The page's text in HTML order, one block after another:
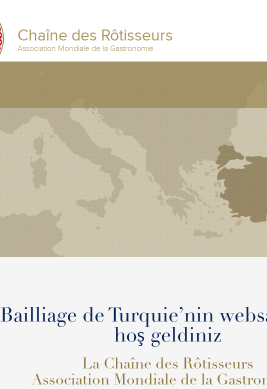
Chaîne des Rôtisseurs
Association Mondiale de la Gastronomie
Bailliage de Turquie’nin
hoş geldiniz
La Chaîne des Rôtisseurs
Association Mondiale de la